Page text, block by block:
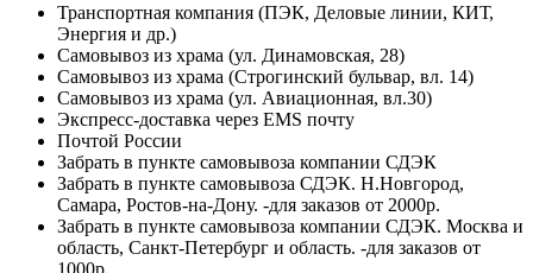
Транспортная компания (ПЭК, Деловые линии, КИТ,
Энергия и др.)
Самовывоз из храма (ул. Динамовская, 28)
Самовывоз из храма (Строгинский бульвар, вл. 14)
Самовывоз из храма (ул. Авиационная, вл.30)
Экспресс-доставка через EMS почту
Почтой России
Забрать в пункте самовывоза компании СДЭК
Забрать в пункте самовывоза СДЭК. Н.Новгород,
Самара, Ростов-на-Дону. -для заказов от 2000р.
Забрать в пункте самовывоза компании СДЭК. Москва и
область, Санкт-Петербург и область. -для заказов от
1000р.